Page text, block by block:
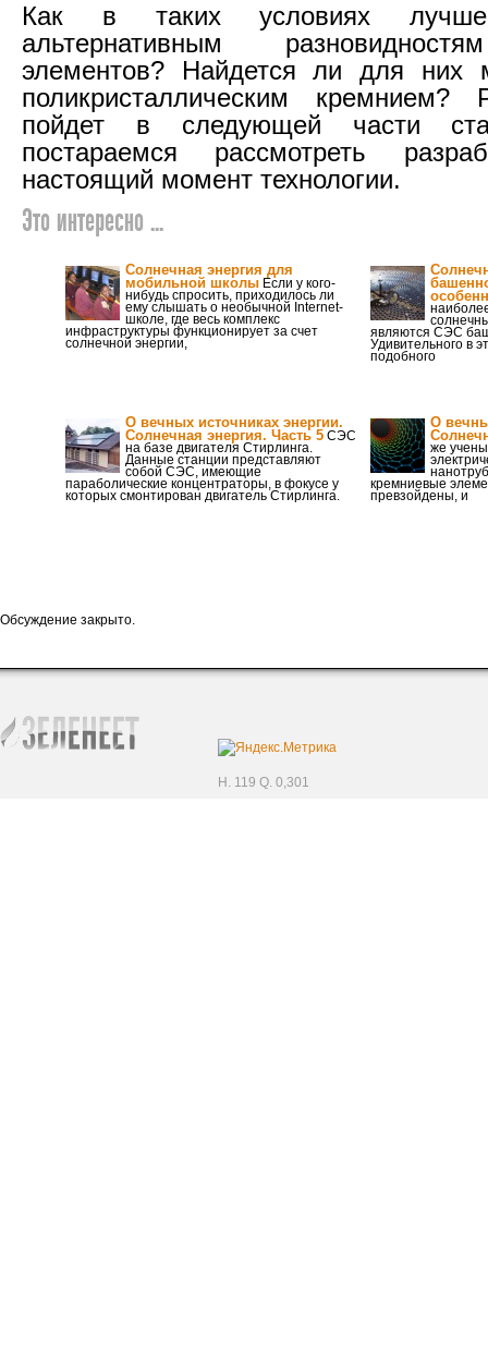
Как в таких условиях лучше
альтернативным
элементов? Найдется ли для них
поликристаллическим
пойдет в следующей части
постараемся рассмотреть
настоящий момент технологии.
Это интересно ...
Солнечная энергия для
мобильной школы Если у кого-
нибудь спросить, приходилось ли
ему слышать о необычной Internet-
школе, где весь комплекс
инфраструктуры функционирует за счет
солнечной энергии,
являются СЭС
Удивительного в
подобного
О вечных источниках энергии.
Солнечная энергия. Часть 5 СЭС
на базе двигателя Стирлинга.
Данные станции представляют
собой СЭС, имеющие
параболические концентраторы, в фокусе у
которых смонтирован двигатель Стирлинга.
О
же
кремниевые
превзойдены, и
Обсуждение закрыто.
H. 119 Q. 0,301